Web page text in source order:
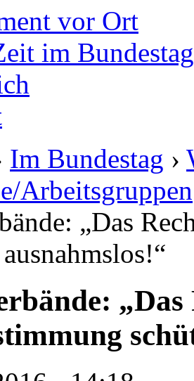
vor Ort
im Bundestag
Im Bundestag ›
Arbeitsgruppen
„Das
„Das